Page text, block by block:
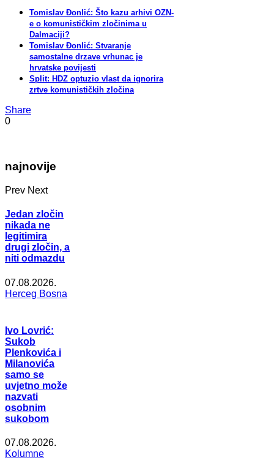
Tomislav Đonlić: Što kazu arhivi OZN-
e o komunističkim zločinima u
Dalmaciji?
Tomislav Đonlić: Stvaranje
samostalne drzave vrhunac je
hrvatske povijesti
Split: HDZ optuzio vlast da ignorira
zrtve komunističkih zločina
Share
0
najnovije
Prev Next
Jedan zločin
nikada ne
legitimira
drugi zločin, a
niti odmazdu
07.08.2026.
Herceg Bosna
Ivo Lovrić:
Sukob
Plenkovića i
Milanovića
samo se
uvjetno može
nazvati
osobnim
sukobom
07.08.2026.
Kolumne